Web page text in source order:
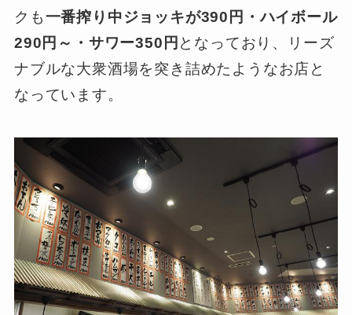
クも一番搾り中ジョッキが390円・ハイボール
290円～・サワー350円 となっており、リーズ
ナブルな大衆酒場を突き詰めたようなお店と
なっています。